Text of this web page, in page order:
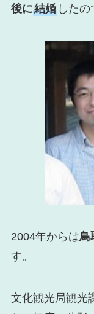
後に結婚したの
2004年からは鳥
す。
文化観光局観光